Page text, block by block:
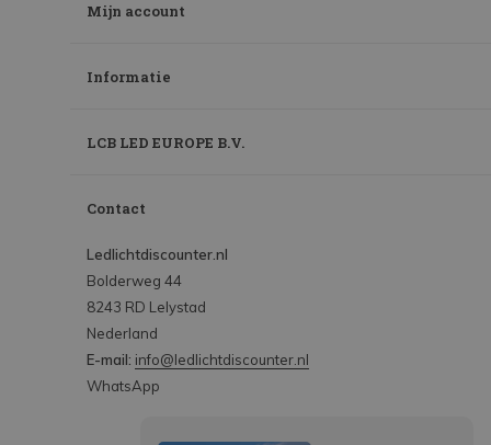
Mijn account
Informatie
LCB LED EUROPE B.V.
Contact
Ledlichtdiscounter.nl
Bolderweg 44
8243 RD Lelystad
Nederland
E-mail: info@ledlichtdiscounter.nl
WhatsApp